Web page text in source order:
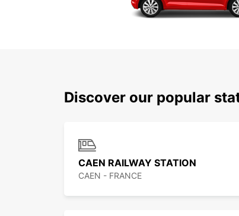
Discover our popular
CAEN RAILWAY STATION
CAEN - FRANCE